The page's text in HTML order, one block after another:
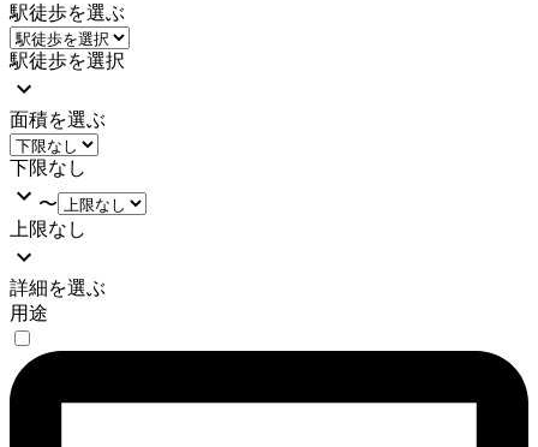
駅徒歩を選ぶ
駅徒歩を選択
面積を選ぶ
下限なし
〜
上限なし
詳細を選ぶ
用途